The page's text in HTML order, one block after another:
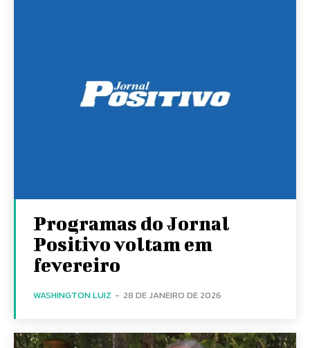
Programas do Jornal
Positivo voltam em
fevereiro
WASHINGTON LUIZ - 28 DE JANEIRO DE 2026